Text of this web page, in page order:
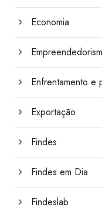
Economia
Enfrentamento e
Exportação
Findes
Findes em Dia
Findeslab